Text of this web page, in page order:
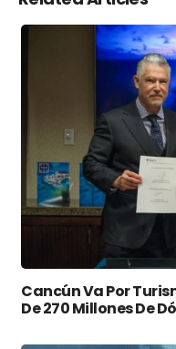
Cancún Va Por
De 270 Millones De